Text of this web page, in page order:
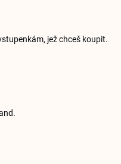
jež chceš koupit.